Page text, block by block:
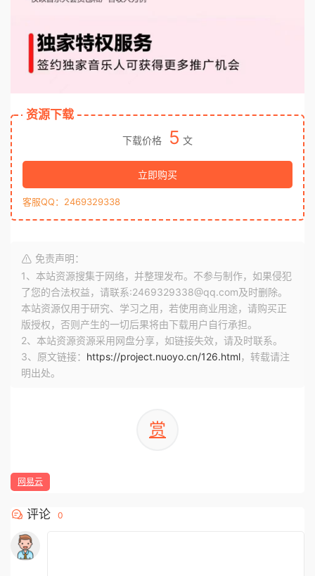
资源下载
下载价格 5 文
立即购买
客服QQ：2469329338
免责声明：
1、本站资源搜集于网络，并整理发布。不参与制作，如果侵犯
了您的合法权益，请联系:2469329338@qq.com及时删除。
本站资源仅用于研究、学习之用，若使用商业用途，请购买正
版授权，否则产生的一切后果将由下载用户自行承担。
2、本站资源资源采用网盘分享，如链接失效，请及时联系。
3、原文链接： https://project.nuoyo.cn/126.html，转载请注
明出处。
赏
网易云
评论 0